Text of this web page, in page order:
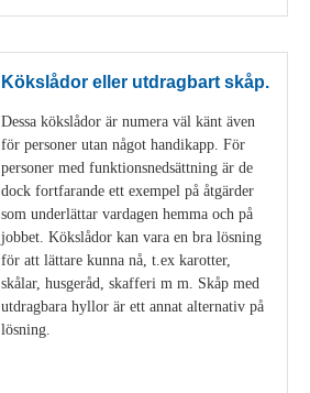
Kökslådor eller utdragbart skåp.
Dessa kökslådor är numera väl känt även
för personer utan något handikapp. För
personer med funktionsnedsättning är de
dock fortfarande ett exempel på åtgärder
som underlättar vardagen hemma och på
jobbet. Kökslådor kan vara en bra lösning
för att lättare kunna nå, t.ex karotter,
skålar, husgeråd, skafferi m m. Skåp med
utdragbara hyllor är ett annat alternativ på
lösning.